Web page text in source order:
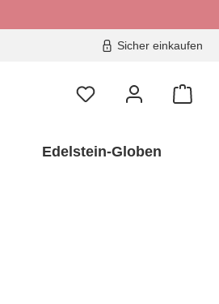
Sicher einkaufen
Edelstein-Globen